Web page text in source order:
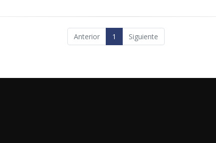
Anterior 1 Siguiente